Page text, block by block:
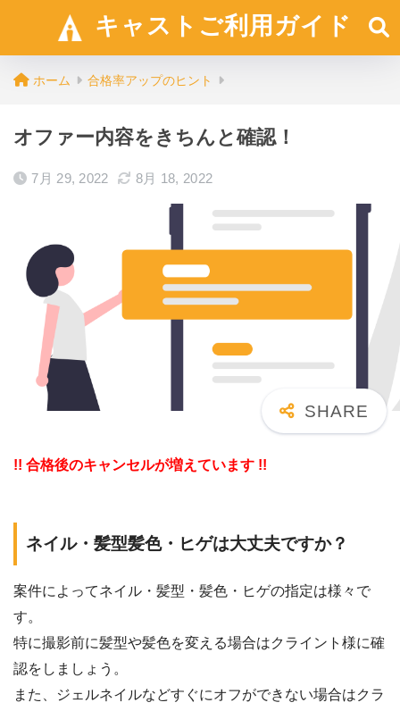
キャストご利用ガイド
ホーム 合格率アップのヒント
オファー内容をきちんと確認！
7月 29, 2022 8月 18, 2022
!! 合格後のキャンセルが増えています !!
ネイル・髪型髪色・ヒゲは大丈夫ですか？
案件によってネイル・髪型・髪色・ヒゲの指定は様々で
す。
特に撮影前に髪型や髪色を変える場合はクライント様に確
認をしましょう。
また、ジェルネイルなどすぐにオフができない場合はクラ